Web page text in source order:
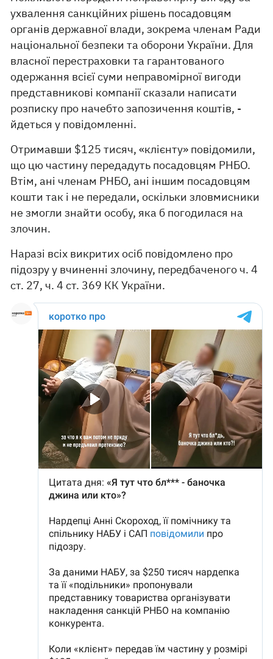
ухвалення санкційних рішень посадовцям
органів державної влади, зокрема членам Ради
національної безпеки та оборони України. Для
власної перестраховки та гарантованого
одержання всієї суми неправомірної вигоди
представникові компанії сказали написати
розписку про начебто запозичення коштів, -
йдеться у повідомленні.
Отримавши $125 тисяч, «клієнту» повідомили,
що цю частину передадуть посадовцям РНБО.
Втім, ані членам РНБО, ані іншим посадовцям
кошти так і не передали, оскільки зловмисники
не змогли знайти особу, яка б погодилася на
злочин.
Наразі всіх викритих осіб повідомлено про
підозру у вчиненні злочину, передбаченого ч. 4
ст. 27, ч. 4 ст. 369 КК України.